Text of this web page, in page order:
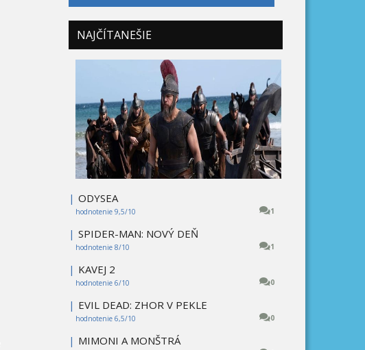
NAJČÍTANEŠIE
| ODYSEA
1
hodnotenie 9,5/10
| SPIDER-MAN: NOVÝ DEŇ
1
hodnotenie 8/10
| KAVEJ 2
0
hodnotenie 6/10
| EVIL DEAD: ZHOR V PEKLE
0
hodnotenie 6,5/10
| MIMONI A MONŠTRÁ